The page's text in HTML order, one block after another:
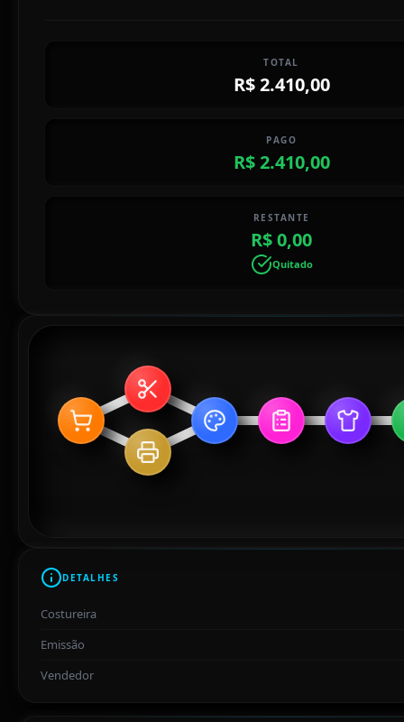
TOTAL
R$ 2.410,00
PAGO
R$ 2.410,00
RESTANTE
R$ 0,00
Quitado
DETALHES
Costureira
Emissão
Vendedor